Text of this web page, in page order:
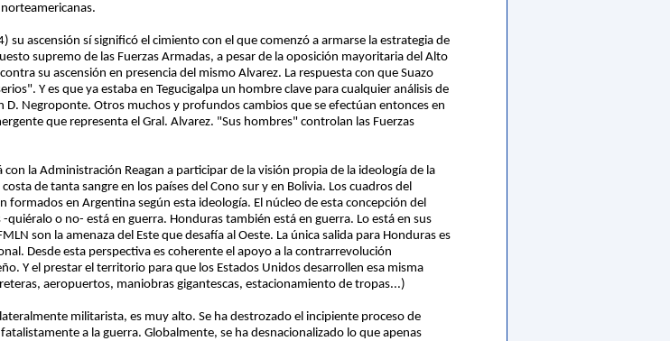
ascensión sí significó el cimiento con el que comenzó a armarse la estrategia de
supremo de las Fuerzas Armadas, a pesar de la oposición mayoritaria del Alto
su ascensión en presencia del mismo Alvarez. La respuesta con que Suazo
Y es que ya estaba en Tegucigalpa un hombre clave para cualquier análisis de
Negroponte. Otros muchos y profundos cambios que se efectúan entonces en
que representa el Gral. Alvarez. "Sus hombres" controlan las Fuerzas
la Administración Reagan a participar de la visión propia de la ideología de la
de tanta sangre en los países del Cono sur y en Bolivia. Los cuadros del
en Argentina según esta ideología. El núcleo de esta concepción del
o no- está en guerra. Honduras también está en guerra. Lo está en sus
son la amenaza del Este que desafía al Oeste. La única salida para Honduras es
Desde esta perspectiva es coherente el apoyo a la contrarrevolución
Y el prestar el territorio para que los Estados Unidos desarrollen esa misma
aeropuertos, maniobras gigantescas, estacionamiento de tropas...)
militarista, es muy alto. Se ha destrozado el incipiente proceso de
a la guerra. Globalmente, se ha desnacionalizado lo que apenas